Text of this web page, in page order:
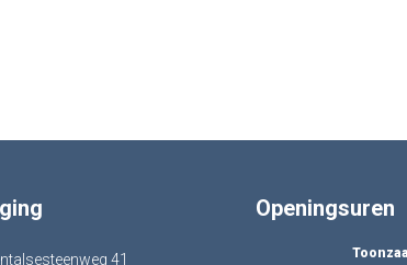
41
Openingsuren
Toonzaal